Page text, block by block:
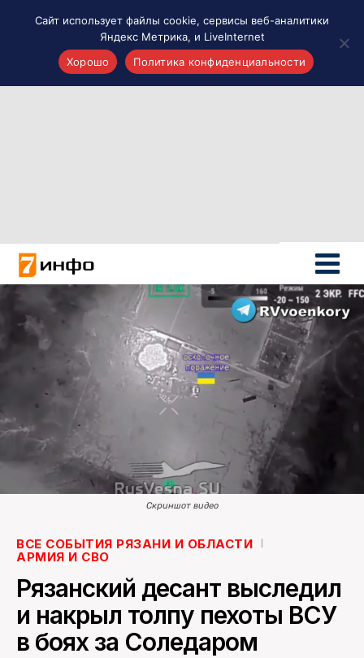
Новости России
Политика
Новости мира
Все материалы 7инфо
ПОИСК ПО САЙТУ
Скриншот видео
ВСЕ СОБЫТИЯ РЯЗАНИ И ОБЛАСТИ
АРМИЯ И СВО
Рязанский десант выследил
и накрыл толпу пехоты ВСУ
в боях за Соледаром
Сайт использует файлы cookie, сервисы веб-аналитики
Яндекс Метрика, и LiveInternet
Хорошо
Политика конфиденциальности